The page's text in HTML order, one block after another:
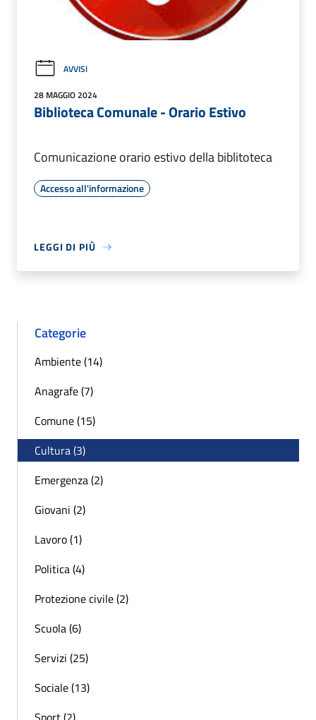
AVVISI
28 MAGGIO 2024
Biblioteca Comunale - Orario Estivo
Comunicazione orario estivo della biblitoteca
Accesso all'informazione
LEGGI DI PIÙ
Categorie
Ambiente (14)
Anagrafe (7)
Comune (15)
Cultura (3)
Emergenza (2)
Giovani (2)
Lavoro (1)
Politica (4)
Protezione civile (2)
Scuola (6)
Servizi (25)
Sociale (13)